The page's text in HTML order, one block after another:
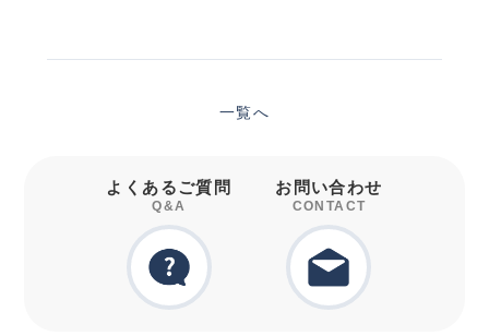
一覧へ
よくあるご質問
Q&A
お問い合わせ
CONTACT